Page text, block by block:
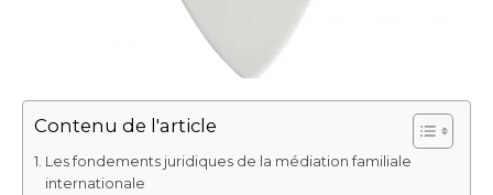
Contenu de l'article
Les fondements juridiques de la médiation familiale
internationale